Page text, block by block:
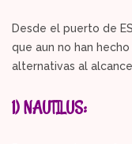
Desde el puerto de
que aun no han
alternativas al
1) NAUTILUS: